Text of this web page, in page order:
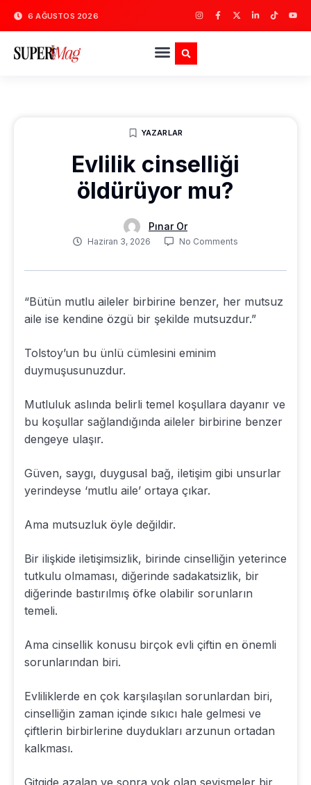
6 AĞUSTOS 2026
YAZARLAR
Evlilik cinselliği
öldürüyor mu?
Pınar Or
Haziran 3, 2026 No Comments
“Bütün mutlu aileler birbirine benzer, her mutsuz
aile ise kendine özgü bir şekilde mutsuzdur.”
Tolstoy’un bu ünlü cümlesini eminim
duymuşusunuzdur.
Mutluluk aslında belirli temel koşullara dayanır ve
bu koşullar sağlandığında aileler birbirine benzer
dengeye ulaşır.
Güven, saygı, duygusal bağ, iletişim gibi unsurlar
yerindeyse ‘mutlu aile’ ortaya çıkar.
Ama mutsuzluk öyle değildir.
Bir ilişkide iletişimsizlik, birinde cinselliğin yeterince
tutkulu olmaması, diğerinde sadakatsizlik, bir
diğerinde bastırılmış öfke olabilir sorunların
temeli.
Ama cinsellik konusu birçok evli çiftin en önemli
sorunlarından biri.
Evliliklerde en çok karşılaşılan sorunlardan biri,
cinselliğin zaman içinde sıkıcı hale gelmesi ve
çiftlerin birbirlerine duydukları arzunun ortadan
kalkması.
Gitgide azalan ve sonra yok olan sevişmeler bir